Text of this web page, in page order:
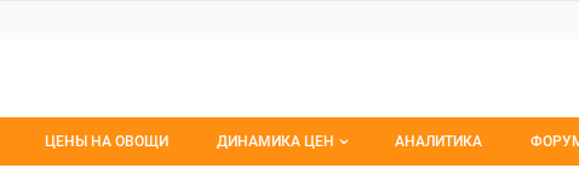
ЦЕНЫ НА ОВОЩИ ДИНАМИКА ЦЕН АНАЛИТИКА